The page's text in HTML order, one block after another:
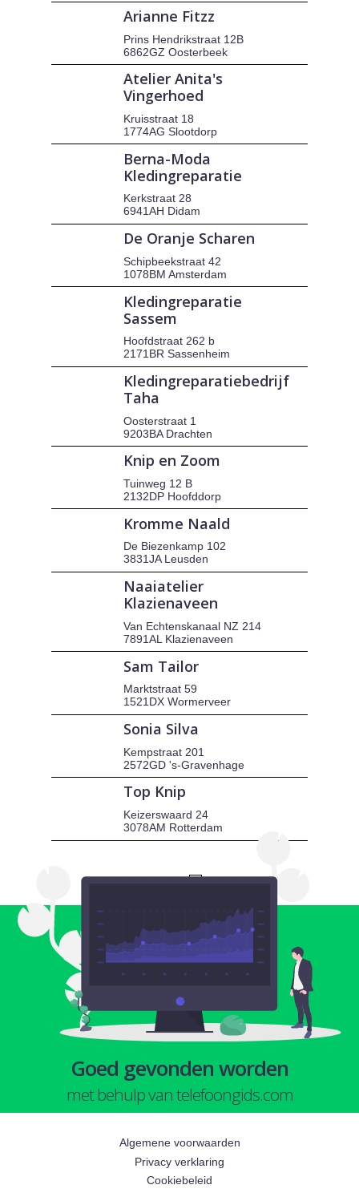
Arianne Fitzz
Prins Hendrikstraat 12B
6862GZ Oosterbeek
Atelier Anita's
Vingerhoed
Kruisstraat 18
1774AG Slootdorp
Berna-Moda
Kledingreparatie
Kerkstraat 28
6941AH Didam
De Oranje Scharen
Schipbeekstraat 42
1078BM Amsterdam
Kledingreparatie
Sassem
Hoofdstraat 262 b
2171BR Sassenheim
Kledingreparatiebedrijf
Taha
Oosterstraat 1
9203BA Drachten
Knip en Zoom
Tuinweg 12 B
2132DP Hoofddorp
Kromme Naald
De Biezenkamp 102
3831JA Leusden
Naaiatelier
Klazienaveen
Van Echtenskanaal NZ 214
7891AL Klazienaveen
Sam Tailor
Marktstraat 59
1521DX Wormerveer
Sonia Silva
Kempstraat 201
2572GD 's-Gravenhage
Top Knip
Keizerswaard 24
3078AM Rotterdam
Goed gevonden worden
met behulp van telefoongids.com
Algemene voorwaarden
Privacy verklaring
Cookiebeleid